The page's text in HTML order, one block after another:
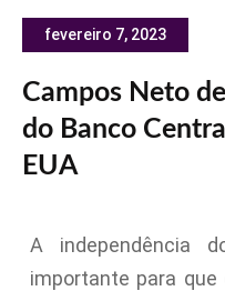
fevereiro 7, 2023
Campos Neto
do Banco
EUA
A independência
importante para